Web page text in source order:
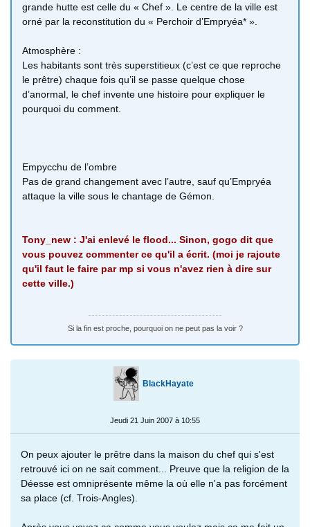
grande hutte est celle du « Chef ». Le centre de la ville est
orné par la reconstitution du « Perchoir d’Empryéa* ».
Atmosphère :
Les habitants sont très superstitieux (c’est ce que reproche
le prêtre) chaque fois qu’il se passe quelque chose
d’anormal, le chef invente une histoire pour expliquer le
pourquoi du comment.
Empycchu de l’ombre
Pas de grand changement avec l’autre, sauf qu’Empryéa
attaque la ville sous le chantage de Gémon.
Tony_new : J'ai enlevé le flood... Sinon, gogo dit que
vous pouvez commenter ce qu'il a écrit. (moi je rajoute
qu'il faut le faire par mp si vous n'avez rien à dire sur
cette ville.)
Si la fin est proche, pourquoi on ne peut pas la voir ?
BlackHayate
Jeudi 21 Juin 2007 à 10:55
On peux ajouter le prêtre dans la maison du chef qui s'est
retrouvé ici on ne sait comment... Preuve que la religion de la
Déesse est omniprésente même la où elle n'a pas forcément
sa place (cf. Trois-Angles).